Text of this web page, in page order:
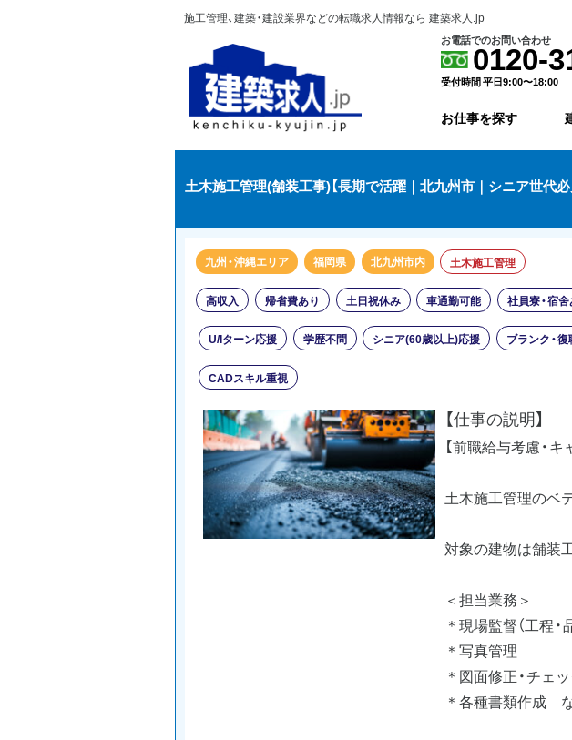
施工管理、建築・建設業界などの転職求人情報なら 建築求人.jp
お電話でのお問い合わせ
0120-
受付時間 平日9:00〜18:00
お仕事を探す
土木施工管理(舗装工事)【長期で活躍｜北九州市｜シニア世代必
九州・沖縄エリア 福岡県 北九州市内 土木施工管理
高収入 帰省費あり 土日祝休み 車通勤可能 社員寮・宿舍
U/Iターン応援 学歴不問 シニア(60歳以上)応援 ブランク・
CADスキル重視
【仕事の説明】
【前職給与考慮・キ
土木施工管理のベ
対象の建物は舗装
＜担当業務＞
＊現場監督（工程・
＊写真管理
＊図面修正・チェ
＊各種書類作成